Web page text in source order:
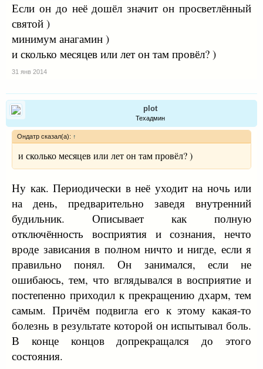
Если он до неё дошёл значит он просветлённый
святой )
минимум анагамин )
и сколько месяцев или лет он там провёл? )
31 янв 2014
plot
Техадмин
Ондатр сказал(а): ↑
и сколько месяцев или лет он там провёл? )
Ну как. Периодически в неё уходит на ночь или
на день, предварительно заведя внутренний
будильник. Описывает как полную
отключённость восприятия и сознания, нечто
вроде зависания в полном ничто и нигде, если я
правильно понял. Он занимался, если не
ошибаюсь, тем, что вглядывался в восприятие и
постепенно приходил к прекращению дхарм, тем
самым. Причём подвигла его к этому какая-то
болезнь в результате которой он испытывал боль.
В конце концов допрекращался до этого
состояния.